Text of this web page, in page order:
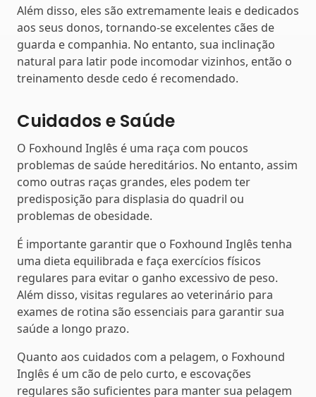
Além disso, eles são extremamente leais e dedicados
aos seus donos, tornando-se excelentes cães de
guarda e companhia. No entanto, sua inclinação
natural para latir pode incomodar vizinhos, então o
treinamento desde cedo é recomendado.
Cuidados e Saúde
O Foxhound Inglês é uma raça com poucos
problemas de saúde hereditários. No entanto, assim
como outras raças grandes, eles podem ter
predisposição para displasia do quadril ou
problemas de obesidade.
É importante garantir que o Foxhound Inglês tenha
uma dieta equilibrada e faça exercícios físicos
regulares para evitar o ganho excessivo de peso.
Além disso, visitas regulares ao veterinário para
exames de rotina são essenciais para garantir sua
saúde a longo prazo.
Quanto aos cuidados com a pelagem, o Foxhound
Inglês é um cão de pelo curto, e escovações
regulares são suficientes para manter sua pelagem